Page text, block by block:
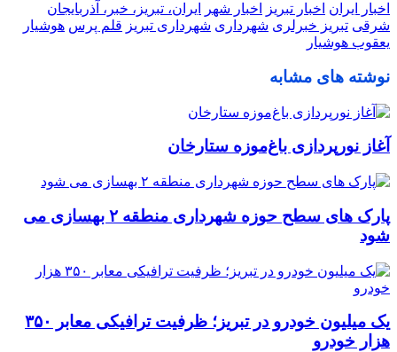
اخبار ایران اخبار تبریز اخبار شهر
ایران، تبریز، خبر، آذربایجان
شرقی تبریز خبرلری شهرداری شهرداری تبریز قلم پرس هوشیار
یعقوب هوشیار
نوشته های مشابه
آغاز نورپردازی باغ‌موزه ستارخان
پارک های سطح حوزه شهرداری منطقه ۲ بهسازی می
شود
یک میلیون خودرو در تبریز؛ ظرفیت ترافیکی معابر ۳۵۰
هزار خودرو